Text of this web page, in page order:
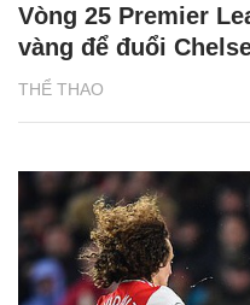
THỂ THAO
Vòng 25 Premier
vàng để đuổi